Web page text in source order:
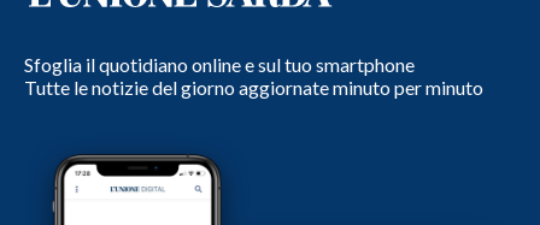
Sfoglia il quotidiano online e sul tuo smartphone
Tutte le notizie del giorno aggiornate minuto per minuto